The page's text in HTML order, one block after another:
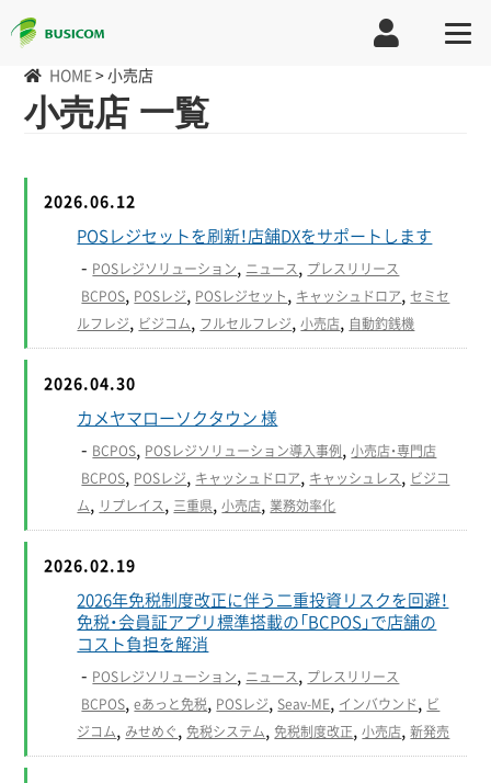
HOME > 小売店
小売店 一覧
2026.06.12
POSレジセットを刷新！店舗DXをサポートします
- POSレジソリューション ニュース プレスリリース
BCPOS POSレジ POSレジセット キャッシュドロア セミセ
ルフレジ ビジコム フルセルフレジ ,小売店 自動釣銭機
2026.04.30
カメヤマローソクタウン 様
- BCPOS POSレジソリューション導入事例 ,小売店・専門店
BCPOS POSレジ キャッシュドロア キャッシュレス ビジコ
ム リプレイス 三重県 ,小売店 業務効率化
2026.02.19
2026年免税制度改正に伴う二重投資リスクを回避！
免税・会員証アプリ標準搭載の「BCPOS」で店舗の
コスト負担を解消
- POSレジソリューション ニュース プレスリリース
BCPOS ,eあっと免税 POSレジ Seav-ME インバウンド ビ
ジコム みせめぐ 免税システム 免税制度改正 ,小売店 ,新発売